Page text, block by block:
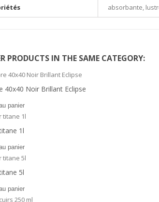
absorbante,
PRODUCTS IN THE SAME CATEGORY:
40x40 Noir Brillant Eclipse
panier
1l
panier
5l
panier